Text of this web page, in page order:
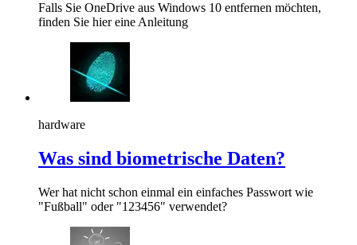
Falls Sie OneDrive aus Windows 10 entfernen möchten,
finden Sie hier eine Anleitung
hardware
Was sind biometrische Daten?
Wer hat nicht schon einmal ein einfaches Passwort wie
"Fußball" oder "123456" verwendet?